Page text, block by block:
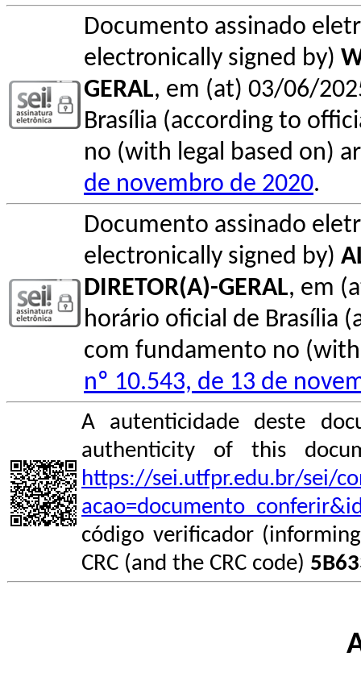
Documento assinado
electronically signed by)
GERAL, em (at) 03/06/
Brasília (according to
no (with legal based on)
de novembro de 2020.
Documento assinado
electronically signed by)
DIRETOR(A)-GERAL, em
horário oficial de Brasília
com fundamento no
nº 10.543, de 13 de
A autenticidade deste
authenticity of this
https://sei.utfpr.edu.br/sei/
código verificador
CRC (and the CRC code)